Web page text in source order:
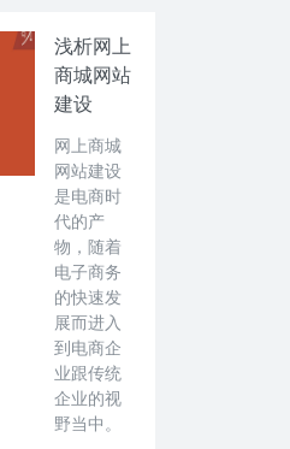
浅析网上
商城网站
建设
网上商城
网站建设
是电商时
代的产
物，随着
电子商务
的快速发
展而进入
到电商企
业跟传统
企业的视
野当中。